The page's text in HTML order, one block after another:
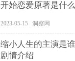
开始恋爱原著是什
2023-05-15 洞察网
缩小人生的主演是
剧情介绍